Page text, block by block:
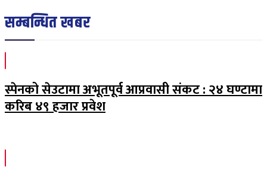
सम्बन्धित खबर
स्पेनको सेउटामा अभूतपूर्व आप्रवासी संकट : २४ घण्टामा
करिब ४९ हजार प्रवेश